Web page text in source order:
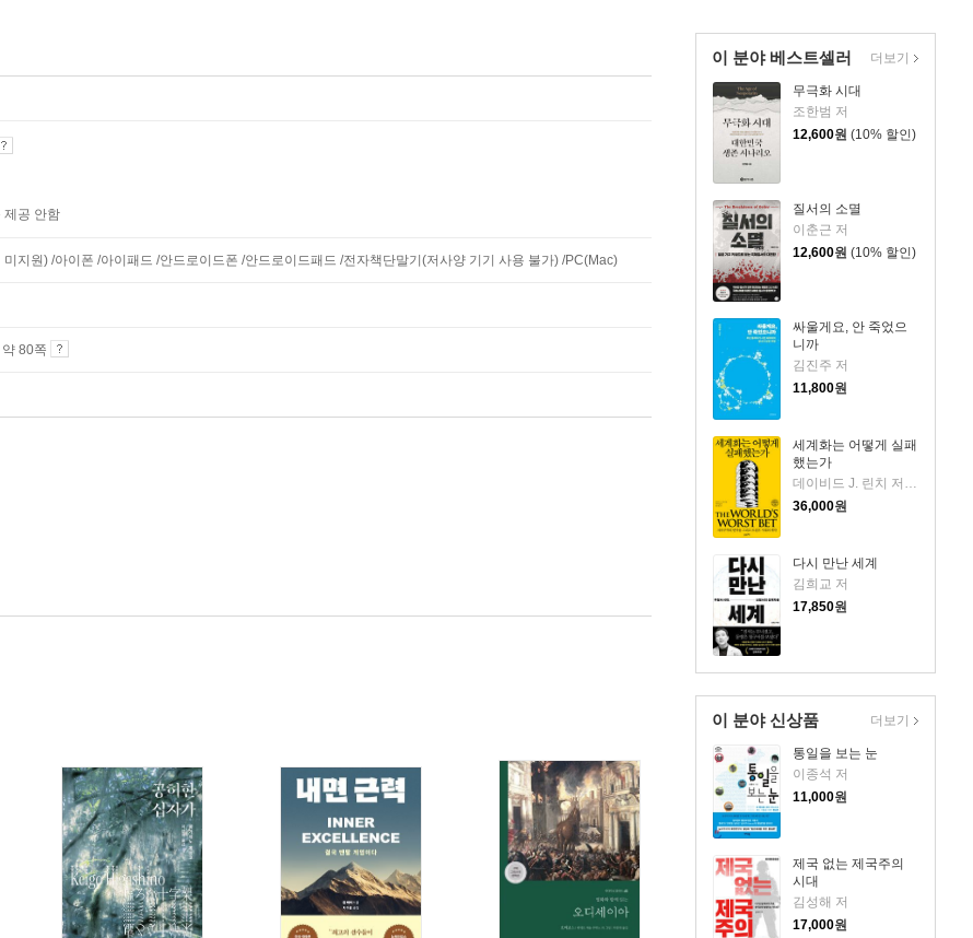
이 분야 베스트셀러
무극화 시대
조한범 저
12,600원 (10% 할인)
질서의 소멸
이춘근 저
12,600원 (10% 할인)
싸울게요, 안 죽었으
니까
김진주 저
11,800원
세계화는 어떻게 실패
했는가
데이비드 J. 린치 저/이혜진 역/최준영 감수
36,000원
다시 만난 세계
김희교 저
17,850원
더보기
이 분야 신상품
통일을 보는 눈
이종석 저
11,000원
제국 없는 제국주의
시대
김성해 저
17,000원
더보기
제공 안함
지원) /아이폰 /아이패드 /안드로이드폰 /안드로이드패드 /전자책단말기(저사양 기기 사용 불가) /PC(Mac)
80쪽